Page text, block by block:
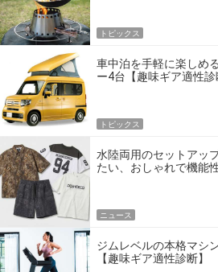
トピックス
車中泊を手軽に楽しめ
ー4台【趣味ギア適性診
トピックス
水陸両用のセットアッ
たい、おしゃれで機能
ニュース
ジムレベルの本格マシ
【趣味ギア適性診断】